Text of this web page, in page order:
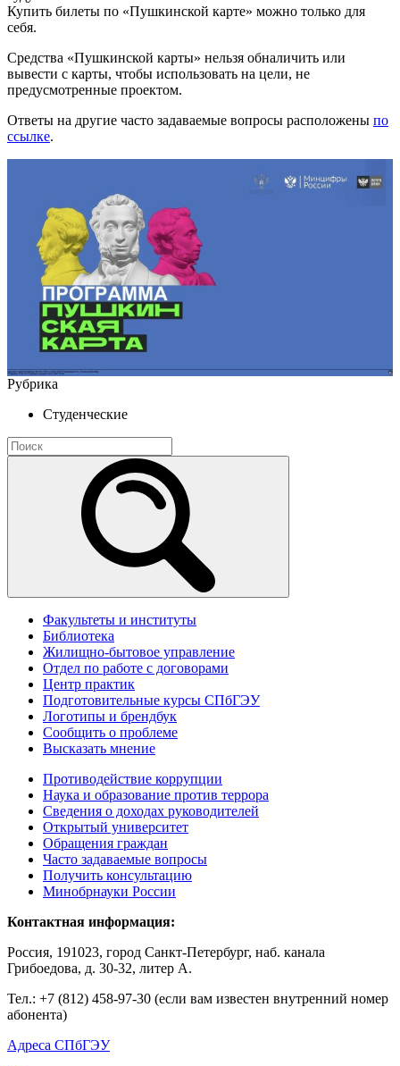
Купить билеты по «Пушкинской карте» можно только для
себя.
Средства «Пушкинской карты» нельзя обналичить или
вывести с карты, чтобы использовать на цели, не
предусмотренные проектом.
Ответы на другие часто задаваемые вопросы расположены по
ссылке.
Рубрика
Студенческие
Факультеты и институты
Библиотека
Жилищно-бытовое управление
Отдел по работе с договорами
Центр практик
Подготовительные курсы СПбГЭУ
Логотипы и брендбук
Сообщить о проблеме
Высказать мнение
Противодействие коррупции
Наука и образование против террора
Сведения о доходах руководителей
Открытый университет
Обращения граждан
Часто задаваемые вопросы
Получить консультацию
Минобрнауки России
Контактная информация:
Россия, 191023, город Санкт-Петербург, наб. канала
Грибоедова, д. 30-32, литер А.
Тел.: +7 (812) 458-97-30 (если вам известен внутренний номер
абонента)
Адреса СПбГЭУ